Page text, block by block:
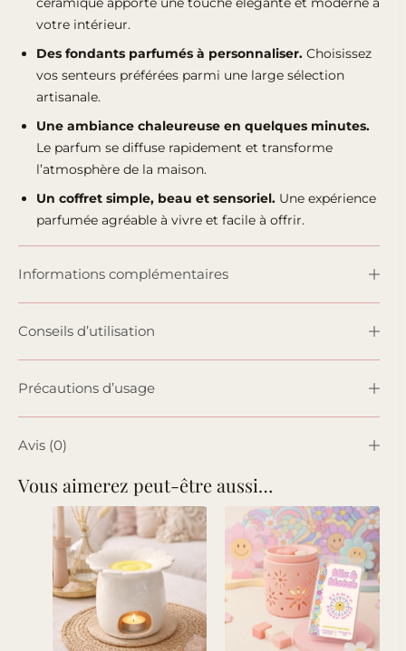
votre intérieur.
Des fondants parfumés à personnaliser. Choisissez
vos senteurs préférées parmi une large sélection
artisanale.
Une ambiance chaleureuse en quelques minutes.
Le parfum se diffuse rapidement et transforme
l’atmosphère de la maison.
Un coffret simple, beau et sensoriel. Une expérience
parfumée agréable à vivre et facile à offrir.
Informations complémentaires
Conseils d’utilisation
Précautions d’usage
Avis (0)
Vous aimerez peut-être aussi…